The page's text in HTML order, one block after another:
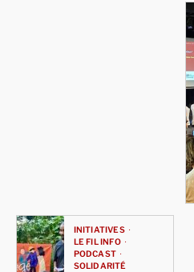
INITIATIVES
LE FIL INFO
PODCAST
SOLIDARITÉ